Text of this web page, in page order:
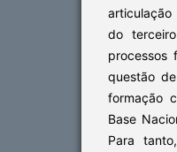
do
processos
questão
formação
Base
Para